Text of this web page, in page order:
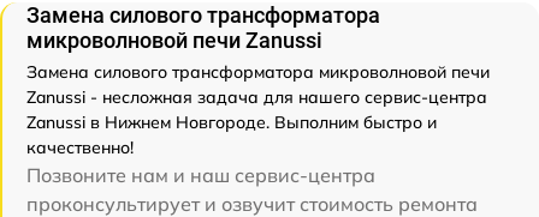
Замена силового трансформатора
микроволновой печи Zanussi
Замена силового трансформатора микроволновой печи
Zanussi - несложная задача для нашего сервис-центра
Zanussi в Нижнем Новгороде. Выполним быстро и
качественно!
Позвоните нам и наш сервис-центра
проконсультирует и озвучит стоимость ремонта